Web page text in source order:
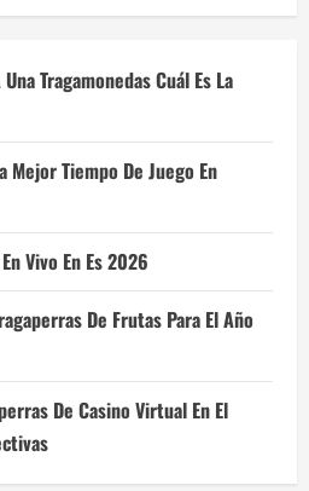
Tragamonedas Cuál Es La
Mejor Tiempo De Juego En
Vivo En Es 2026
De Frutas Para El Año
De Casino Virtual En El